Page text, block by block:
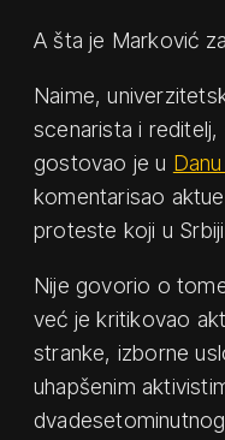
A šta je Marković
Naime,
scenarista i reditelj,
gostovao je u
komentarisao
proteste koji u
Nije govorio o
već je kritikovao
stranke, izborne
uhapšenim